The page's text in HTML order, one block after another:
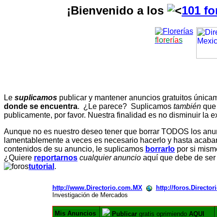
¡Bienvenido a los 101
florerías
Le suplicamos publicar y mantener anuncios gratuitos
donde se encuentra. ¿Le parece? Suplicamos también
publicamente, por favor. Nuestra finalidad es no disminuir la
Aunque no es nuestro deseo tener que borrar TODOS los
lamentablemente a veces es necesario hacerlo y hasta
contenidos de su anuncio, le suplicamos borrarlo por si
¿Quiere reportarnos cualquier anuncio aquí que debe de
tutorial .
http://www.Directorio.com.MX
http://
Investigación de Mercados
Mis Anuncios Publicargratis oprimiendo AQUI